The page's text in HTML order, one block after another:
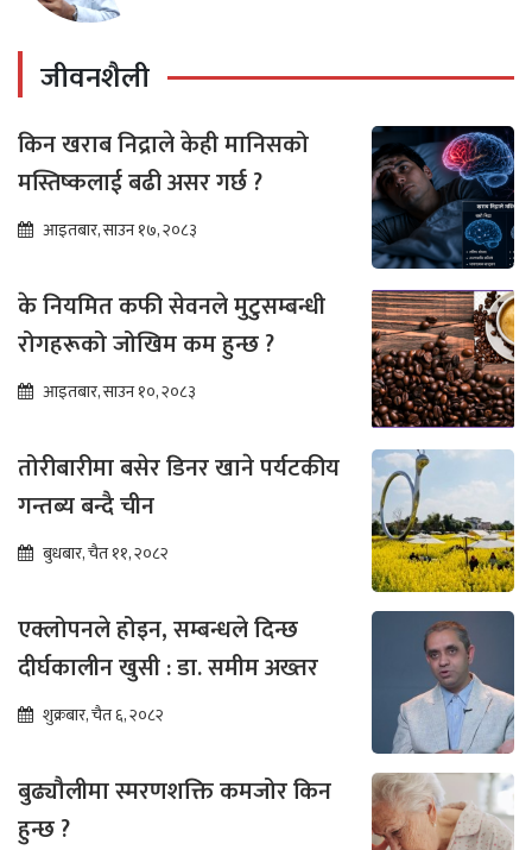
जीवनशैली
किन खराब निद्राले केही मानिसको
मस्तिष्कलाई बढी असर गर्छ ?
आइतबार, साउन १७, २०८३
के नियमित कफी सेवनले मुटुसम्बन्धी
रोगहरूको जोखिम कम हुन्छ ?
आइतबार, साउन १०, २०८३
तोरीबारीमा बसेर डिनर खाने पर्यटकीय
गन्तब्य बन्दै चीन
बुधबार, चैत ११, २०८२
एक्लोपनले होइन, सम्बन्धले दिन्छ
दीर्घकालीन खुसी : डा. समीम अख्तर
शुक्रबार, चैत ६, २०८२
बुढ्यौलीमा स्मरणशक्ति कमजोर किन
हुन्छ ?